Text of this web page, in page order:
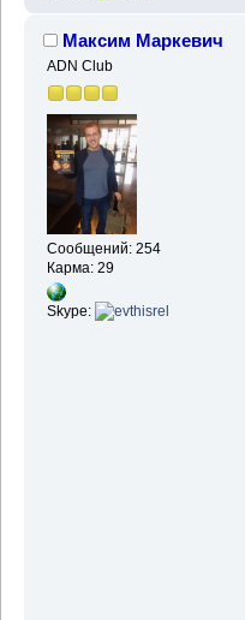
Максим Маркевич
ADN Club
Сообщений: 254
Карма: 29
Skype: